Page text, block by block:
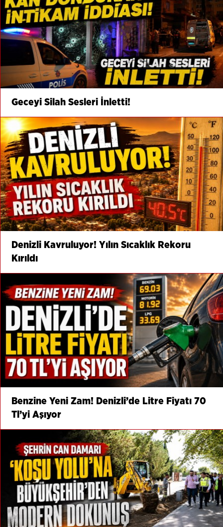
Geceyi Silah Sesleri İnletti!
Denizli Kavruluyor! Yılın Sıcaklık Rekoru
Kırıldı
Benzine Yeni Zam! Denizli’de Litre Fiyatı 70
Tl’yi Aşıyor